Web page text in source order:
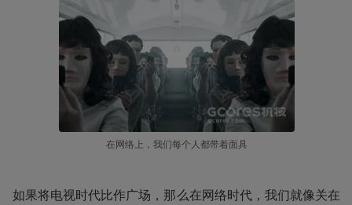
在网络上，我们每个人都带着面具
如果将电视时代比作广场，那么在网络时代，我们就像关在